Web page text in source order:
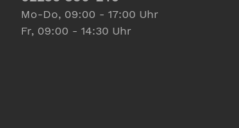
Mo-Do, 09:00 - 17:00 Uhr
Fr, 09:00 - 14:30 Uhr